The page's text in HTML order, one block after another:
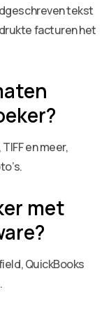
tekst
facturen het
en meer,
met
QuickBooks